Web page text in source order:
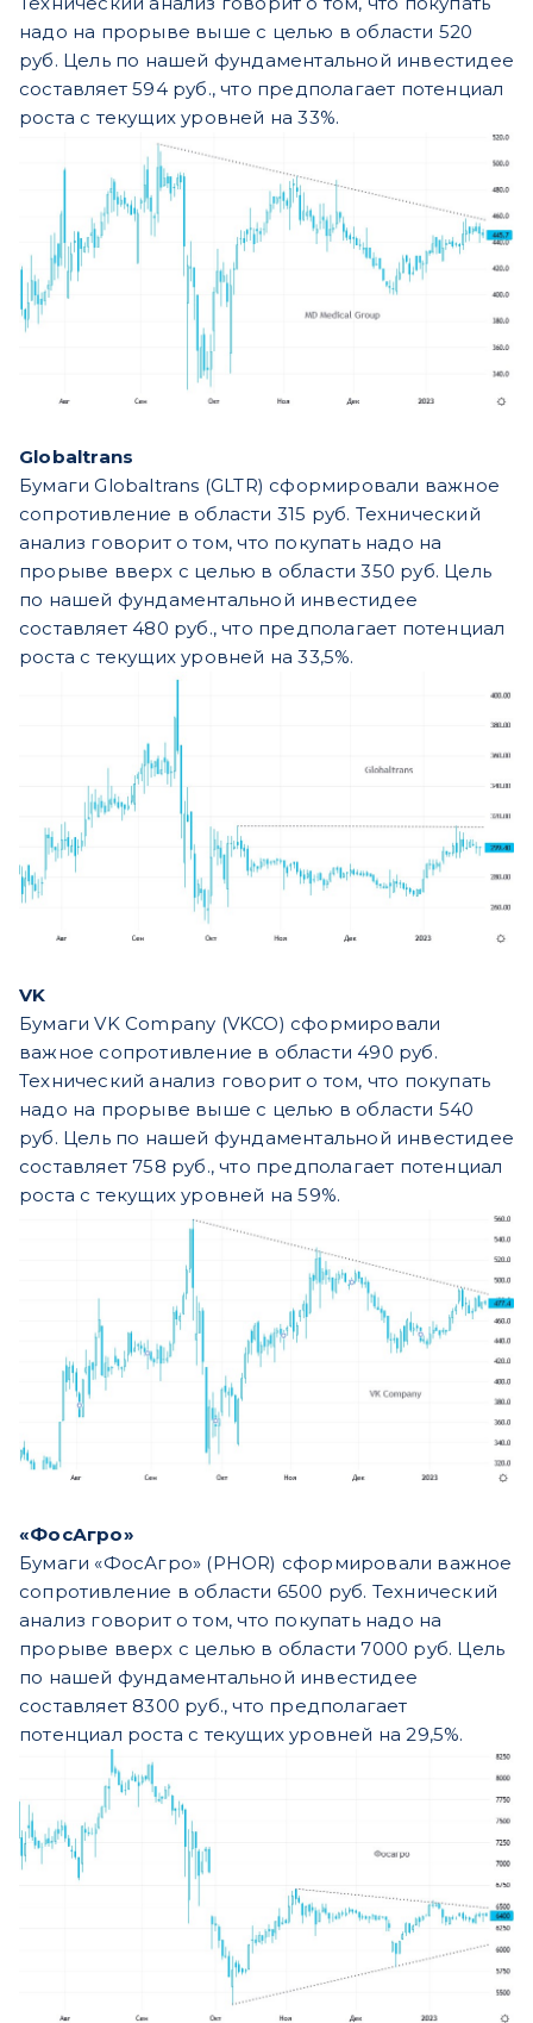
надо на прорыве выше с целью в области 520
руб. Цель по нашей фундаментальной инвестидее
составляет 594 руб., что предполагает потенциал
роста с текущих уровней на 33%.
Globaltrans
Бумаги Globaltrans (GLTR) сформировали важное
сопротивление в области 315 руб. Технический
анализ говорит о том, что покупать надо на
прорыве вверх с целью в области 350 руб. Цель
по нашей фундаментальной инвестидее
составляет 480 руб., что предполагает потенциал
роста с текущих уровней на 33,5%.
VK
Бумаги VK Company (VKCO) сформировали
важное сопротивление в области 490 руб.
Технический анализ говорит о том, что покупать
надо на прорыве выше с целью в области 540
руб. Цель по нашей фундаментальной инвестидее
составляет 758 руб., что предполагает потенциал
роста с текущих уровней на 59%.
«ФосАгро»
Бумаги «ФосАгро» (PHOR) сформировали важное
сопротивление в области 6500 руб. Технический
анализ говорит о том, что покупать надо на
прорыве вверх с целью в области 7000 руб. Цель
по нашей фундаментальной инвестидее
составляет 8300 руб., что предполагает
потенциал роста с текущих уровней на 29,5%.